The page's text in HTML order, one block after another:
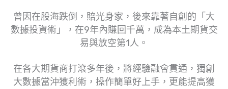
曾因在股海跌倒，賠光身家，後來靠著自創的「大
數據投資術」，在9年內賺回千萬，成為本土期貨交
易與放空第1人。
在各大期貨商打滾多年後，將經驗融會貫通，獨創
大數據當沖獲利術，操作簡單好上手，更能提高獲